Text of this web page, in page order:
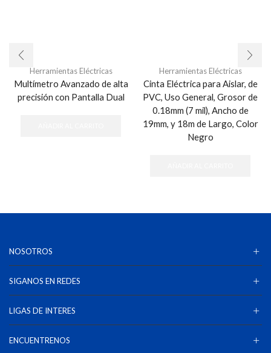
Herramientas Eléctricas
Multímetro Avanzado de alta
precisión con Pantalla Dual
Herramientas Eléctricas
Cinta Eléctrica para Aislar, de
PVC, Uso General, Grosor de
0.18mm (7 mil), Ancho de
19mm, y 18m de Largo, Color
Negro
NOSOTROS
SIGANOS EN REDES
LIGAS DE INTERES
ENCUENTRENOS